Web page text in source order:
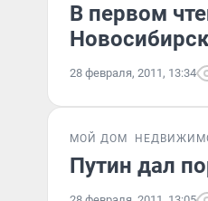
В первом
28 февраля, 2011, 13:34
МОЙ ДОМ
Путин дал